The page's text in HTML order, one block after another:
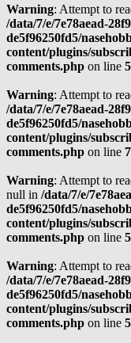
Warning: Attempt to
/data/7/e/7e78aead-
de5f96250fd5/
content/plugins/
comments.php on line
Warning: Attempt to
/data/7/e/7e78aead-
de5f96250fd5/
content/plugins/
comments.php on line
Warning: Attempt to
null in /data/7/e/
de5f96250fd5/
content/plugins/
comments.php on line
Warning: Attempt to
/data/7/e/7e78aead-
de5f96250fd5/
content/plugins/
comments.php on line